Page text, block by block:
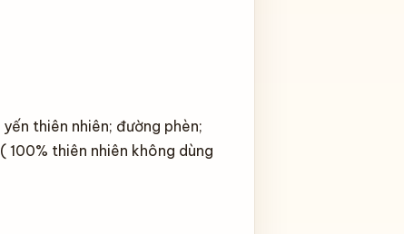
thiên nhiên; đường phèn;
thiên nhiên không dùng